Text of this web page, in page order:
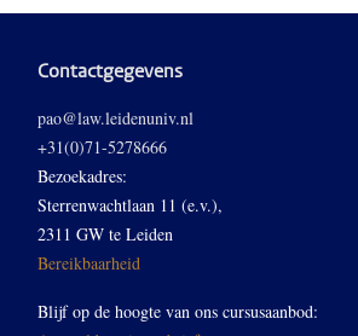
Contactgegevens
pao@law.leidenuniv.nl
+31(0)71-5278666
Bezoekadres:
Sterrenwachtlaan 11 (e.v.),
2311 GW te Leiden
Bereikbaarheid
Blijf op de hoogte van ons cursusaanbod: